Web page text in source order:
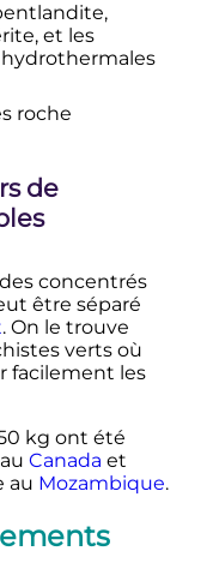
et les
roche
de
concentrés
être séparé
. On le trouve
verts où
facilement les
kg ont été
Canada et
au Mozambique.